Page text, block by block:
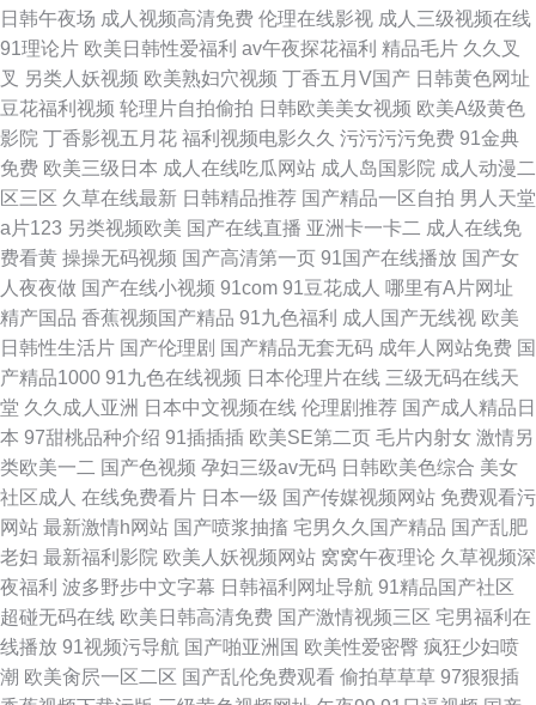
日韩午夜场 成人视频高清免费 伦理在线影视 成人三级视频在线
91理论片 欧美日韩性爱福利 av午夜探花福利 精品毛片 久久叉
叉 另类人妖视频 欧美熟妇穴视频 丁香五月V国产 日韩黄色网址
豆花福利视频 轮理片自拍偷拍 日韩欧美美女视频 欧美A级黄色
影院 丁香影视五月花 福利视频电影久久 污污污污免费 91金典
免费 欧美三级日本 成人在线吃瓜网站 成人岛国影院 成人动漫二
区三区 久草在线最新 日韩精品推荐 国产精品一区自拍 男人天堂
a片123 另类视频欧美 国产在线直播 亚洲卡一卡二 成人在线免
费看黄 操操无码视频 国产高清第一页 91国产在线播放 国产女
人夜夜做 国产在线小视频 91com 91豆花成人 哪里有A片网址
精产国品 香蕉视频国产精品 91九色福利 成人国产无线视 欧美
日韩性生活片 国产伦理剧 国产精品无套无码 成年人网站免费 国
产精品1000 91九色在线视频 日本伦理片在线 三级无码在线天
堂 久久成人亚洲 日本中文视频在线 伦理剧推荐 国产成人精品日
本 97甜桃品种介绍 91插插插 欧美SE第二页 毛片内射女 激情另
类欧美一二 国产色视频 孕妇三级av无码 日韩欧美色综合 美女
社区成人 在线免费看片 日本一级 国产传媒视频网站 免费观看污
网站 最新激情h网站 国产喷浆抽搐 宅男久久国产精品 国产乱肥
老妇 最新福利影院 欧美人妖视频网站 窝窝午夜理论 久草视频深
夜福利 波多野步中文字幕 日韩福利网址导航 91精品国产社区
超碰无码在线 欧美日韩高清免费 国产激情视频三区 宅男福利在
线播放 91视频污导航 国产啪亚洲国 欧美性爱密臀 疯狂少妇喷
潮 欧美肏屄一区二区 国产乱伦免费观看 偷拍草草草 97狠狠插